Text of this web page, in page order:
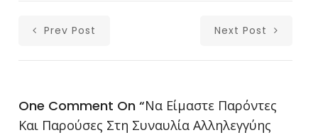
Prev Post Next Post
One Comment On “Να Είμαστε Παρόντες
Και Παρούσες Στη Συναυλία Αλληλεγγύης